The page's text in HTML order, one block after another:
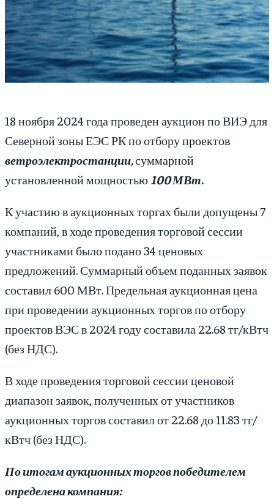
18 ноября 2024 года проведен аукцион по ВИЭ для
Северной зоны ЕЭС РК по отбору проектов
ветроэлектростанции,суммарной
установленной мощностью 100 МВт.
К участию в аукционных торгах были допущены 7
компаний, в ходе проведения торговой сессии
участниками было подано 34 ценовых
предложений. Суммарный объем поданных заявок
составил 600 МВт. Предельная аукционная цена
при проведении аукционных торгов по отбору
проектов ВЭС в 2024 году составила 22.68 тг/кВтч
(без НДС).
В ходе проведения торговой сессии ценовой
диапазон заявок, полученных от участников
аукционных торгов составил от 22.68 до 11.83 тг/
кВтч (без НДС).
По итогам аукционных торгов победителем
определена компания: